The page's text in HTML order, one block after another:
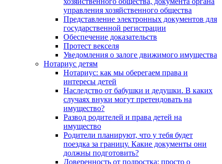
управления хозяйственного общества
Представление электронных документов для
государственной регистрации
Обеспечение доказательств
Протест векселя
Уведомления о залоге движимого имущества
Нотариус детям
Нотариус: как мы оберегаем права и
интересы детей
Наследство от бабушки и дедушки. В каких
случаях внуки могут претендовать на
имущество?
Развод родителей и права детей на
имущество
Родители планируют, что у тебя будет
поездка за границу. Какие документы они
должны подготовить?
Доверенность от подростка: просто о